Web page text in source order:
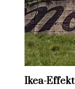
Ikea-Effekt